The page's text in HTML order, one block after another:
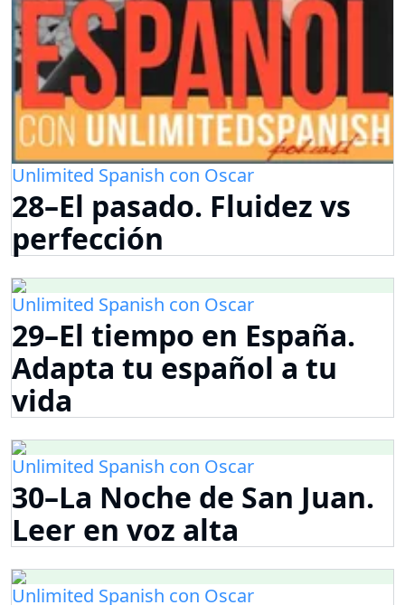
Unlimited Spanish con Oscar
28–El pasado. Fluidez vs
perfección
Unlimited Spanish con Oscar
29–El tiempo en España.
Adapta tu español a tu
vida
Unlimited Spanish con Oscar
30–La Noche de San Juan.
Leer en voz alta
Unlimited Spanish con Oscar